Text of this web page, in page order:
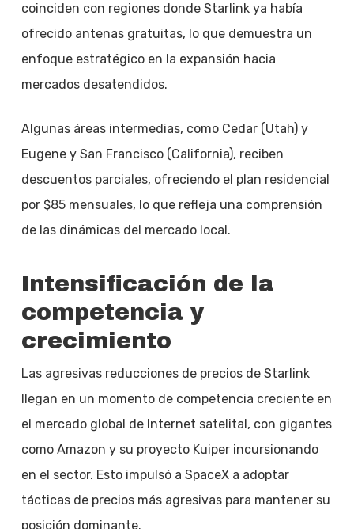
coinciden con regiones donde Starlink ya había
ofrecido antenas gratuitas, lo que demuestra un
enfoque estratégico en la expansión hacia
mercados desatendidos.
Algunas áreas intermedias, como Cedar (Utah) y
Eugene y San Francisco (California), reciben
descuentos parciales, ofreciendo el plan residencial
por $85 mensuales, lo que refleja una comprensión
de las dinámicas del mercado local.
Intensificación de la
competencia y
crecimiento
Las agresivas reducciones de precios de Starlink
llegan en un momento de competencia creciente en
el mercado global de Internet satelital, con gigantes
como Amazon y su proyecto Kuiper incursionando
en el sector. Esto impulsó a SpaceX a adoptar
tácticas de precios más agresivas para mantener su
posición dominante.